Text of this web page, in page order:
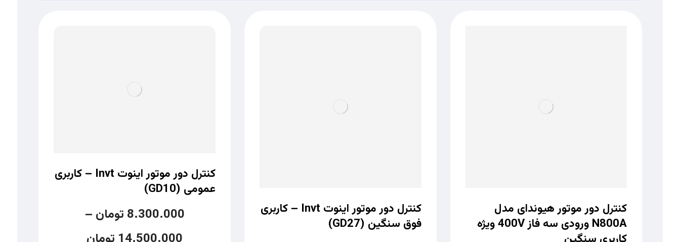
کنترل دور موتور هیوندای مدل
N800A ورودی سه فاز 400V ویژه
کنترل دور موتور اینوت Invt – کاربری
فوق سنگین (GD27)
کنترل دور موتور اینوت Invt – کاربری
عمومی (GD10)
8.300.000 تومان –